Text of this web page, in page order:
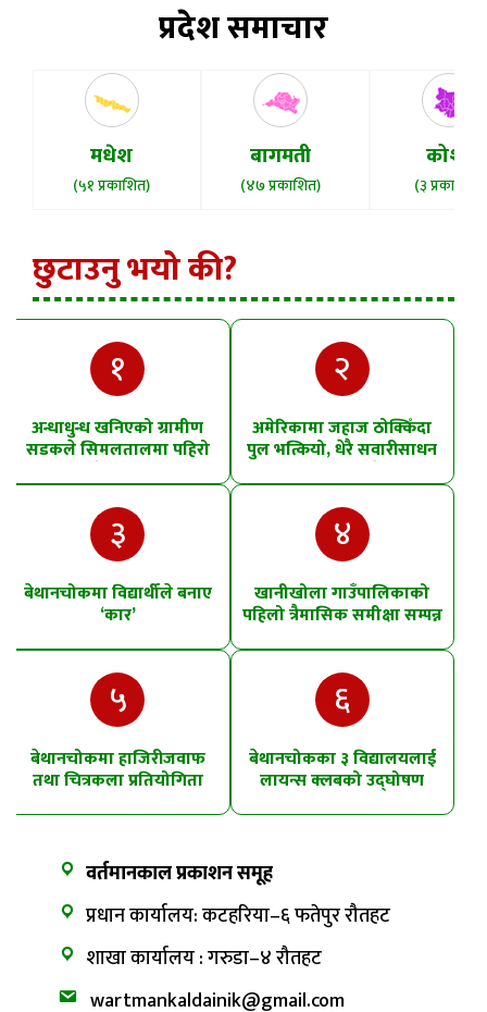
प्रदेश समाचार
मधेश
(५१ प्रकाशित)
बागमती
(४७ प्रकाशित)
कोशी
(३ प्रकाशित)
छुटाउनु भयो की?
१
अन्धाधुन्ध खनिएको ग्रामीण
सडकले सिमलतालमा पहिरो
२
अमेरिकामा जहाज ठोक्किँदा
पुल भत्कियो, धेरै सवारीसाधन
३
बेथानचोकमा विद्यार्थीले बनाए
‘कार’
४
खानीखोला गाउँपालिकाको
पहिलो त्रैमासिक समीक्षा सम्पन्न
५
बेथानचोकमा हाजिरीजवाफ
तथा चित्रकला प्रतियोगिता
६
बेथानचोकका ३ विद्यालयलाई
लायन्स क्लबको उद्घोषण
वर्तमानकाल प्रकाशन समूह
प्रधान कार्यालय: कटहरिया–६ फतेपुर रौतहट
शाखा कार्यालय : गरुडा–४ रौतहट
wartmankaldainik@gmail.com